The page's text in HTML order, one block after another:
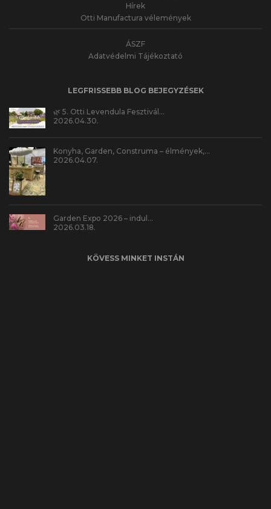
Hírek
Otti Manufactura vélemények
ÁSZF
Adatvédelmi Tájékoztató
LEGFRISSEBB BLOG BEJEGYZÉSEK
🌿 5. Otti Levendula Fesztivál…
2026.04.30.
Konyha, Garden, Construma – élmények,…
2026.04.07.
Garden Expo 2026 – indul…
2026.03.18.
KÖVESS MINKET INSTÁN